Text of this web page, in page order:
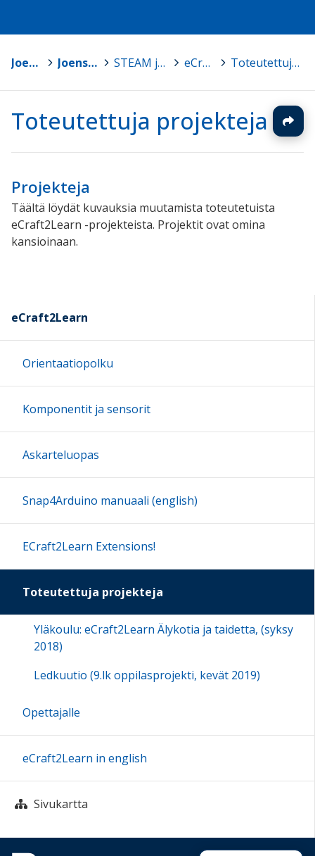
Joensuu > Joensuun Mediakeskus > STEAM ja Makerkulttuuri ohjeita > eCraft2Learn > Toteutettuja projekteja
Toteutettuja projekteja
Projekteja
Täältä löydät kuvauksia muutamista toteutetuista
eCraft2Learn -projekteista. Projektit ovat omina
kansioinaan.
eCraft2Learn
Orientaatiopolku
Komponentit ja sensorit
Askarteluopas
Snap4Arduino manuaali (english)
ECraft2Learn Extensions!
Toteutettuja projekteja
Yläkoulu: eCraft2Learn Älykotia ja taidetta, (syksy
2018)
Ledkuutio (9.lk oppilasprojekti, kevät 2019)
Opettajalle
eCraft2Learn in english
Sivukartta